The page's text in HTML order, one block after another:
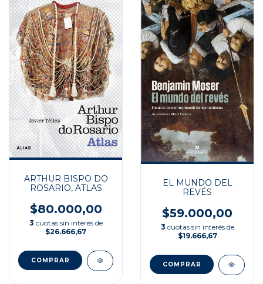
ARTHUR BISPO DO
ROSARIO, ATLAS
$80.000,00
3 cuotas sin interés de
$26.666,67
EL MUNDO DEL
REVÉS
$59.000,00
3 cuotas sin interés de
$19.666,67